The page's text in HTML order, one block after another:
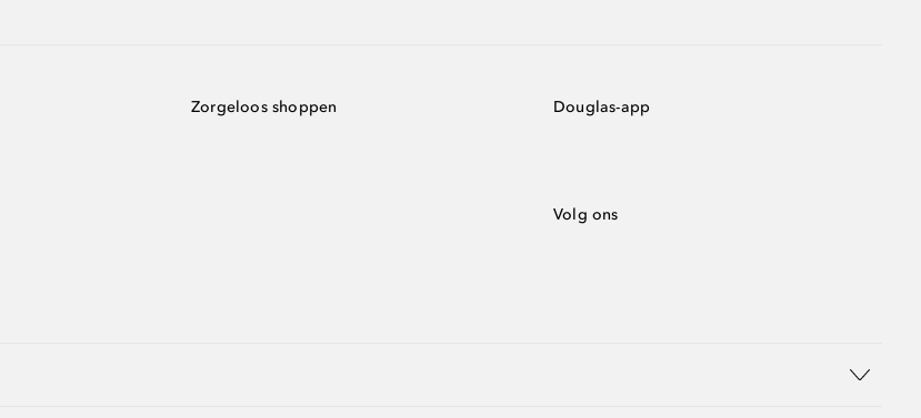
Zorgeloos shoppen Douglas-app
Volg ons